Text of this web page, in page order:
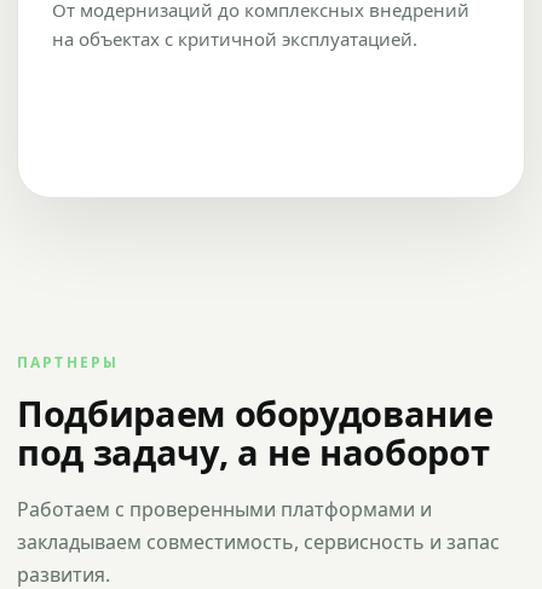
От модернизаций до комплексных внедрений
на объектах с критичной эксплуатацией.
ПАРТНЕРЫ
Подбираем оборудование
под задачу, а не наоборот
Работаем с проверенными платформами и
закладываем совместимость, сервисность и запас
развития.